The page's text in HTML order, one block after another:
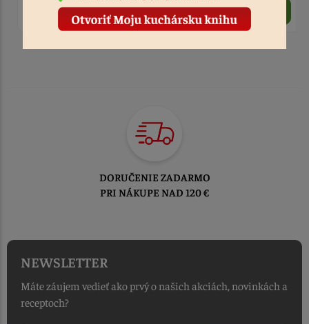
2,90 €
TOVAR ODOSIELAME
DO 1-2 PRACOVNÝCH DNÍ
NEWSLETTER
Máte záujem vedieť ako prvý o našich akciách, novinkách a
receptoch?